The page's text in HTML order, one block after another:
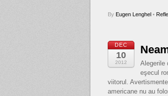
By Eugen Lenghel •
DEC
10
2012
Alegerile
eşecul
viitorul.
americane nu au